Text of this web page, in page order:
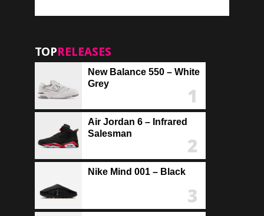
TOPRELEASES
New Balance 550 – White
Grey
Air Jordan 6 – Infrared
Salesman
Nike Mind 001 – Black